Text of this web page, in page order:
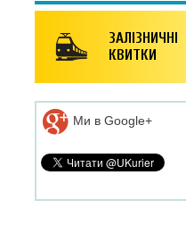
ЗАЛІЗНИЧНІ
КВИТКИ
Ми в Google+